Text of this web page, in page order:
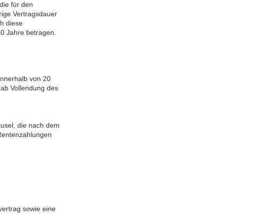
für den
Vertragsdauer
diese
Jahre betragen.
von 20
Vollendung des
die nach dem
sowie eine